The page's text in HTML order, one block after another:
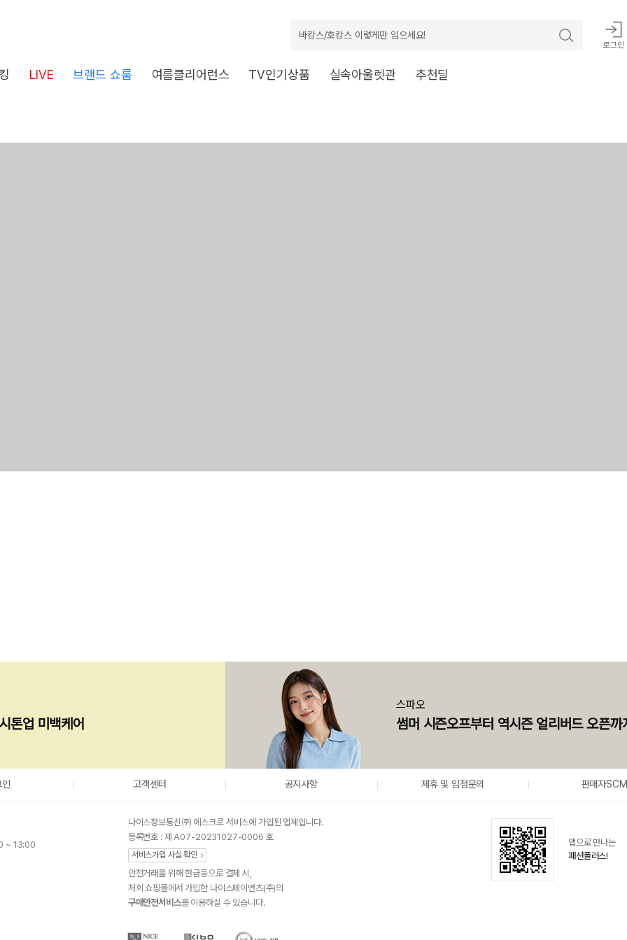
바캉스/호캉스 이렇게만 입으세요!
로그인
LIVE 브랜드 쇼룸 여름클리어런스 TV인기상품 실속아울렛관 추천딜
톤업 미백케어
스파오
썸머 시즌오프부터 역시즌 얼리버드 오픈까
인 고객센터 공지사항 제휴 및 입점문의 판매자SCM
~ 13:00
나이스정보통신㈜ 에스크로 서비스에 가입된 업체입니다.
등록번호 : 제 A07-20231027-0006 호
서비스가입 사실 확인
안전거래를 위해 현금등으로 결제 시,
저희 쇼핑몰에서 가입한 나이스페이먼츠(주)의
구매안전서비스를 이용하실 수 있습니다.
앱으로 만나는
패션플러스!